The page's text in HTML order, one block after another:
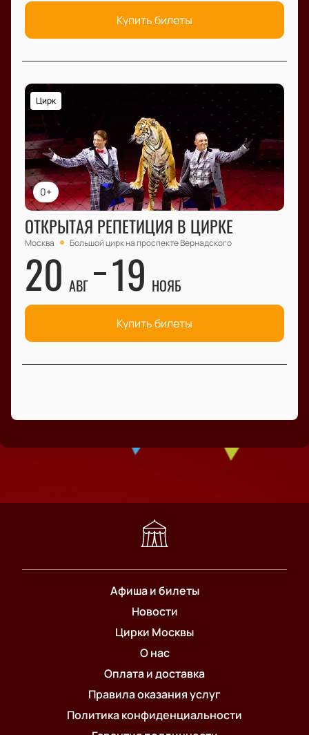
Купить билеты
0+
Цирк
ОТКРЫТАЯ РЕПЕТИЦИЯ В ЦИРКЕ
Москва Большой цирк на проспекте Вернадского
20 АВГ 19 НОЯБ
Купить билеты
Афиша и билеты
Новости
Цирки Москвы
О нас
Оплата и доставка
Правила оказания услуг
Политика конфиденциальности